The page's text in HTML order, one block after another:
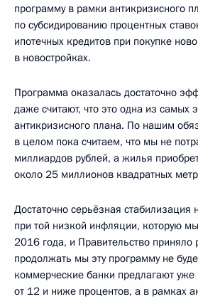
программу в рамки антикризисного
по субсидированию процентных
ипотечных кредитов при покупке
в новостройках.
Программа оказалась достаточно
даже считают, что это одна из самых
антикризисного плана. По нашим
в целом пока считаем, что мы не
миллиардов рублей, а жилья
около 25 миллионов квадратных
Достаточно серьёзная
при той низкой инфляции, которую
2016 года, и Правительство приняло
продолжать мы эту программу не
коммерческие банки предлагают уже
от 12 и ниже процентов, а в рамках